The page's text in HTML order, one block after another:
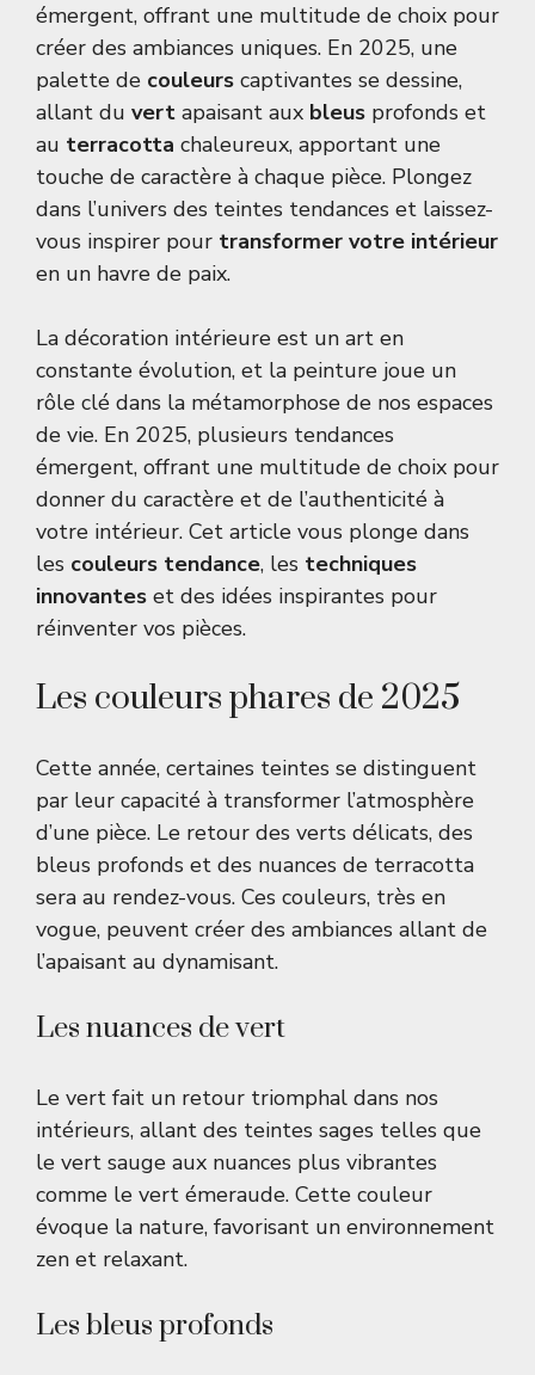
émergent, offrant une multitude de choix pour
créer des ambiances uniques. En 2025, une
palette de couleurs captivantes se dessine,
allant du vert apaisant aux bleus profonds et
au terracotta chaleureux, apportant une
touche de caractère à chaque pièce. Plongez
dans l’univers des teintes tendances et laissez-
vous inspirer pour transformer votre intérieur
en un havre de paix.
La décoration intérieure est un art en
constante évolution, et la peinture joue un
rôle clé dans la métamorphose de nos espaces
de vie. En 2025, plusieurs tendances
émergent, offrant une multitude de choix pour
donner du caractère et de l’authenticité à
votre intérieur. Cet article vous plonge dans
les couleurs tendance, les techniques
innovantes et des idées inspirantes pour
réinventer vos pièces.
Les couleurs phares de 2025
Cette année, certaines teintes se distinguent
par leur capacité à transformer l’atmosphère
d’une pièce. Le retour des verts délicats, des
bleus profonds et des nuances de terracotta
sera au rendez-vous. Ces couleurs, très en
vogue, peuvent créer des ambiances allant de
l’apaisant au dynamisant.
Les nuances de vert
Le vert fait un retour triomphal dans nos
intérieurs, allant des teintes sages telles que
le vert sauge aux nuances plus vibrantes
comme le vert émeraude. Cette couleur
évoque la nature, favorisant un environnement
zen et relaxant.
Les bleus profonds